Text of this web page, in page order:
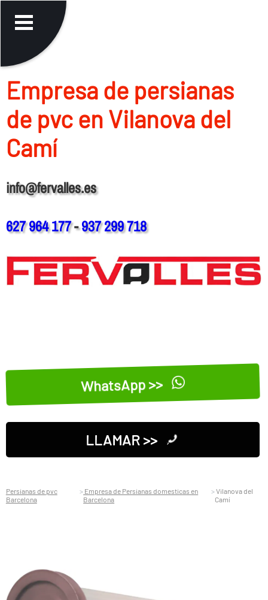
Empresa de persianas
de pvc en Vilanova del
Camí
info@fervalles.es
627 964 177-937 299 718
WhatsApp >>
LLAMAR >>
Persianas de pvc
Barcelona
Empresa de Persianas domesticas en
Barcelona
Vilanova del
Camí